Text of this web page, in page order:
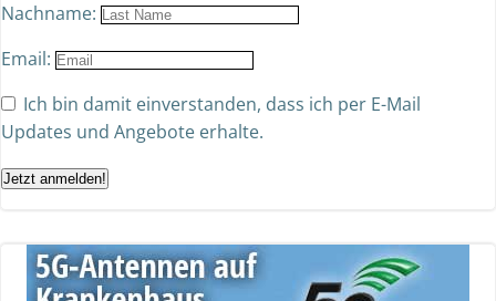
Nachname:
Email:
Ich bin damit einverstanden, dass ich per E-Mail
Updates und Angebote erhalte.
Jetzt anmelden!